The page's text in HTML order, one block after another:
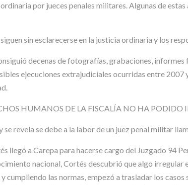
por jueces penales militares. Algunas de
sin esclarecerse en la justicia ordinaria y los
decenas de fotografías, grabaciones,
ejecuciones extrajudiciales ocurridas entre
HUMANOS DE LA FISCALÍA NO HA PODIDO
se revela se debe a la labor de un juez penal militar
llegó a Carepa para hacerse cargo del Juzgado 94
nacional, Cortés descubrió que algo
cumpliendo las normas, empezó a trasladar los